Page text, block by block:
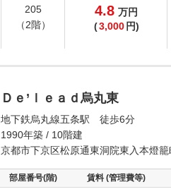
205
（2階）
4.8 万円
(3,000 円)
Ｄｅ’ｌｅａｄ烏丸東
地下鉄烏丸線五条駅 徒歩6分
1990年築 / 10階建
京都市下京区松原通東洞院東入本燈籠
部屋番号(階) 賃料 (管理費等)